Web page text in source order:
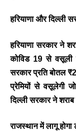
हरियाणा और दिल्ली
हरियाणा सरकार ने
कोविड 19 से वसूली
सरकार प्रति बोतल
प्रेमियों से वसूलेगी
दिल्ली सरकार ने
राजस्थान में लागू होगा